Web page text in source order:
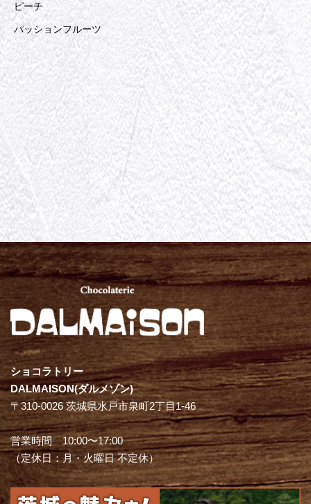
ピーチ
パッションフルーツ
ショコラトリー
DALMAISON(ダルメゾン)
〒310-0026 茨城県水戸市泉町2丁目1-46
営業時間 10:00〜17:00
（定休日：月・火曜日 不定休）